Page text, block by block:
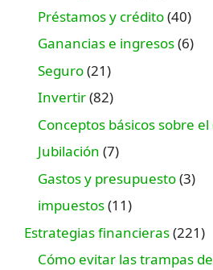
Préstamos y crédito(40)
Ganancias e ingresos(6)
Seguro(21)
Invertir(82)
Conceptos básicos sobre
Jubilación (7)
Gastos y presupuesto(3)
impuestos(11)
Estrategias financieras(221)
Cómo evitar las trampas